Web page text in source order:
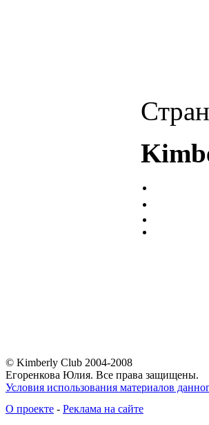
© Kimberly Club 2004-2008
Егоренкова Юлия. Все права защищены.
Условия использования материалов
О проекте - Реклама на сайте